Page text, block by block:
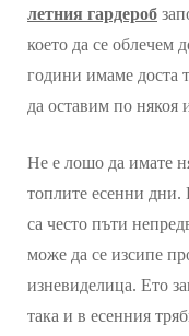
летния гардероб
което да се облечем
години имаме доста
да оставим по някоя
Не е лошо да имате
топлите есенни дни.
са често пъти
може да се изсипе
изневиделица. Ето
така и в есенния